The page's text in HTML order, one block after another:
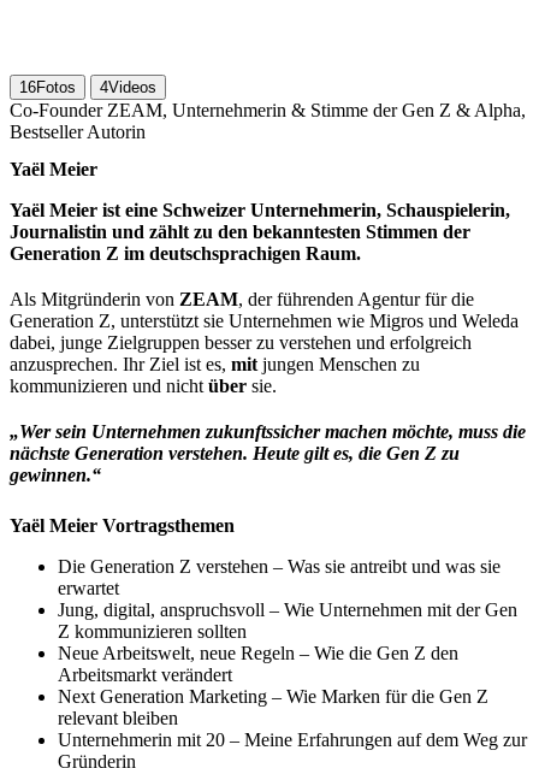
16Fotos 4Videos
Co-Founder ZEAM, Unternehmerin & Stimme der Gen Z & Alpha,
Bestseller Autorin
Yaël Meier
Yaël Meier ist eine Schweizer Unternehmerin, Schauspielerin,
Journalistin und zählt zu den bekanntesten Stimmen der
Generation Z im deutschsprachigen Raum.
Als Mitgründerin von ZEAM, der führenden Agentur für die
Generation Z, unterstützt sie Unternehmen wie Migros und Weleda
dabei, junge Zielgruppen besser zu verstehen und erfolgreich
anzusprechen. Ihr Ziel ist es, mit jungen Menschen zu
kommunizieren und nicht über sie.
„Wer sein Unternehmen zukunftssicher machen möchte, muss die
nächste Generation verstehen. Heute gilt es, die Gen Z zu
gewinnen.“
Yaël Meier Vortragsthemen
Die Generation Z verstehen – Was sie antreibt und was sie
erwartet
Jung, digital, anspruchsvoll – Wie Unternehmen mit der Gen
Z kommunizieren sollten
Neue Arbeitswelt, neue Regeln – Wie die Gen Z den
Arbeitsmarkt verändert
Next Generation Marketing – Wie Marken für die Gen Z
relevant bleiben
Unternehmerin mit 20 – Meine Erfahrungen auf dem Weg zur
Gründerin